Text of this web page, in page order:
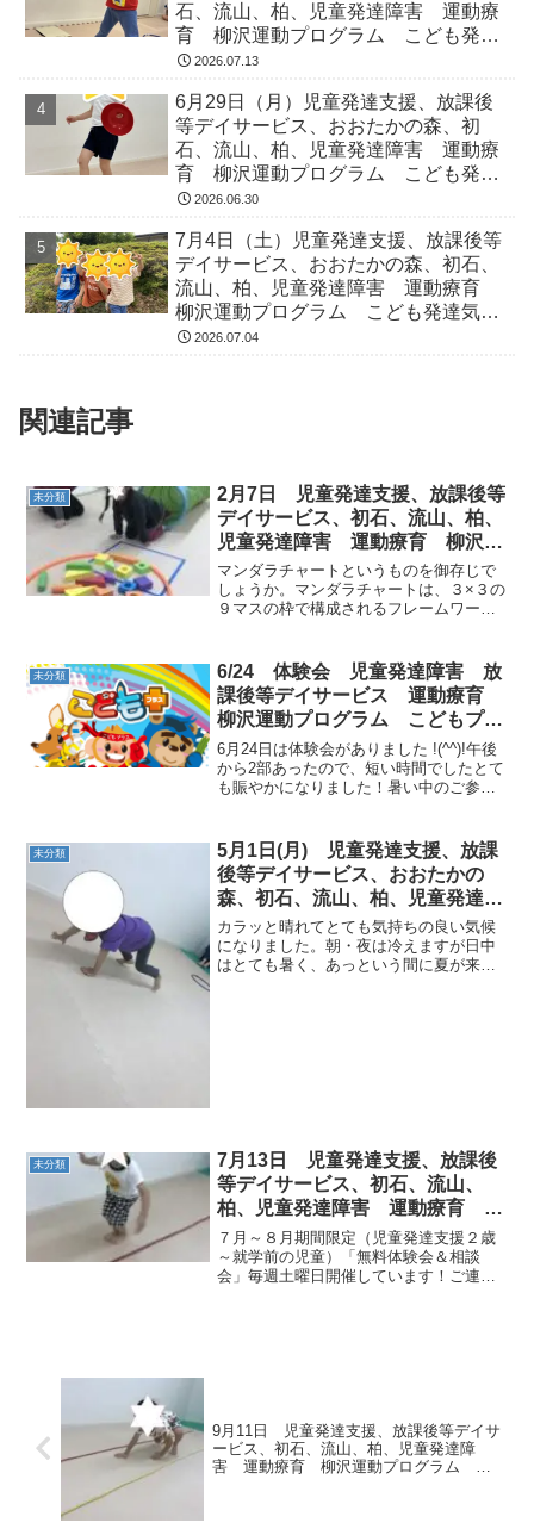
石、流山、柏、児童発達障害 運動療
育 柳沢運動プログラム こども発達
気になる 発達障害 放デイ 自閉
2026.07.13
6月29日（月）児童発達支援、放課後
等デイサービス、おおたかの森、初
石、流山、柏、児童発達障害 運動療
育 柳沢運動プログラム こども発達
気になる 発達障害 放デイ 自閉
2026.06.30
7月4日（土）児童発達支援、放課後等
デイサービス、おおたかの森、初石、
流山、柏、児童発達障害 運動療育
柳沢運動プログラム こども発達気に
なる 発達障害 放デイ 自閉症
2026.07.04
関連記事
未分類
2月7日 児童発達支援、放課後等
デイサービス、初石、流山、柏、
児童発達障害 運動療育 柳沢運
動プログラム こども発達気にな
る 発達障害 放デ
マンダラチャートというものを御存じで
しょうか。マンダラチャートは、３×３の
９マスの枠で構成されるフレームワーク
ていくものです。１９７９年に経営コン
サルティング会社の松村...
未分類
6/24 体験会 児童発達障害 放
課後等デイサービス 運動療育
柳沢運動プログラム こどもプラ
ス（児童発達支援 放課後等デイ
サービス 発達気になる 発達
障害 放デイ 自閉症 学習障
群）発達障害 流山市 柏市
6月24日は体験会がありました !(^^)!午後
から2部あったので、短い時間でしたとて
も賑やかになりました！暑い中のご参加
たくさん見られて嬉しかったです♡♡み
んなはたく...
未分類
5月1日(月) 児童発達支援、放課
後等デイサービス、おおたかの
森、初石、流山、柏、児童発達障
害 運動療育 柳沢運動プログラ
ム こども発達気になる 発達障
害 放デイ 自閉症 ADHD ア
カラッと晴れてとても気持ちの良い気候
になりました。朝・夜は冷えますが日中
はとても暑く、あっという間に夏が来そ
未分類
7月13日 児童発達支援、放課後
等デイサービス、初石、流山、
柏、児童発達障害 運動療育 柳
沢運動プログラム こども発達気
になる 発達障害 放デイ 自閉
症 ADHD アスペルガー症候群
７月～８月期間限定（児童発達支援２歳
～就学前の児童）「無料体験会＆相談
会」毎週土曜日開催しています！ご連
9月11日 児童発達支援、放課後等デイサ
ービス、初石、流山、柏、児童発達障
害 運動療育 柳沢運動プログラム こ